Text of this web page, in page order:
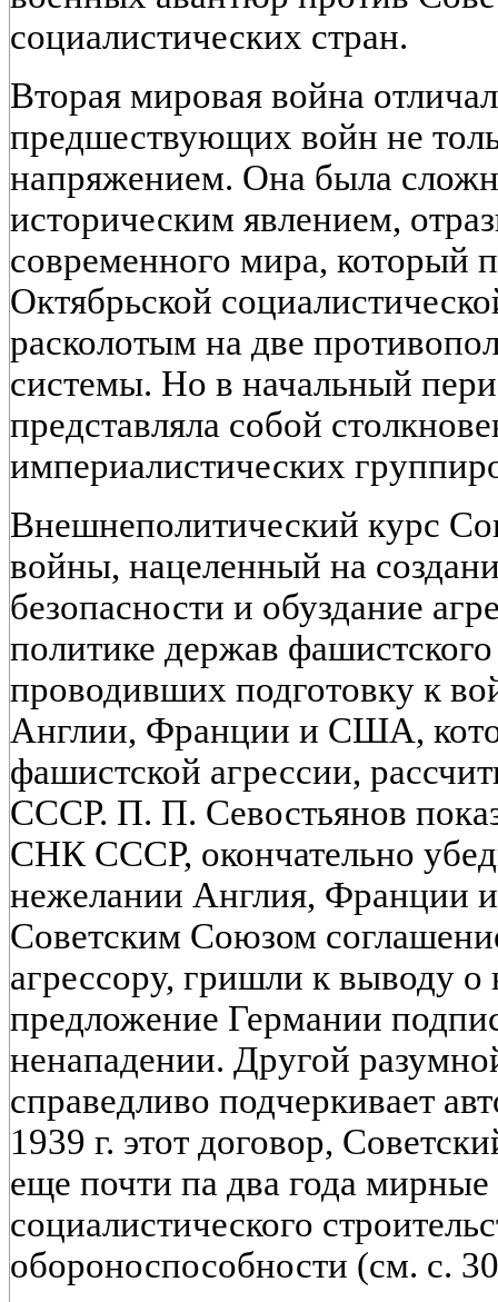
социалистических стран.
Вторая мировая война
предшествующих войн не
напряжением. Она была
историческим явлением,
современного мира, который
Октябрьской
расколотым на две
системы. Но в начальный
представляла собой
империалистических
Внешнеполитический курс
войны, нацеленный на
безопасности и обуздание
политике держав
проводивших подготовку к
Англии, Франции и США,
фашистской агрессии,
СССР. П. П. Севостьянов
СНК СССР, окончательно
нежелании Англия, Франции
Советским Союзом
агрессору, гришли к выводу
предложение Германии
ненападении. Другой
справедливо подчеркивает
1939 г. этот договор,
еще почти па два года мирные
социалистического
обороноспособности (см. с.